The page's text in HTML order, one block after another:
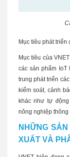
Mục tiêu phát triển
Mục tiêu của
các sản phẩm IoT
trung phát triển
kiểm soát, cảnh
khác như tự
nông nghiệp thông
NHỮNG
XUẤT VÀ